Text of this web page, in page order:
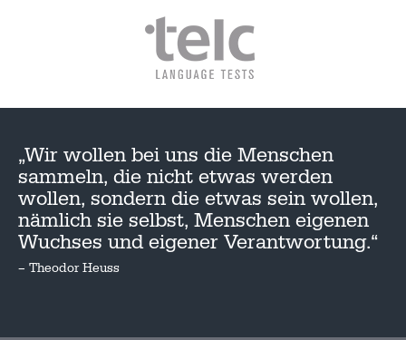
„Wir wollen bei uns die Menschen
sammeln, die nicht etwas werden
wollen, sondern die etwas sein wollen,
nämlich sie selbst, Menschen eigenen
Wuchses und eigener Verantwortung.“
– Theodor Heuss